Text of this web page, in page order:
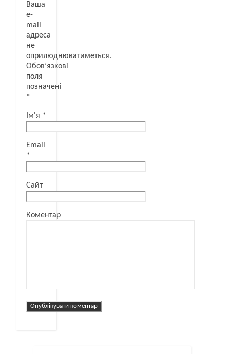
Ваша
e-
mail
адреса
не
оприлюднюватиметься.
Обов’язкові
поля
позначені
*
Ім'я *
Email
*
Сайт
Коментар